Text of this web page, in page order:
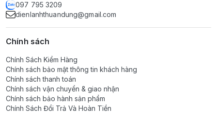
097 795 3209
dienlanhthuandung@gmail.com
Chính sách
Chính Sách Kiểm Hàng
Chính sách bảo mật thông tin khách hàng
Chính sách thanh toán
Chính sách vận chuyển & giao nhận
Chính sách bảo hành sản phẩm
Chính Sách Đổi Trả Và Hoàn Tiền